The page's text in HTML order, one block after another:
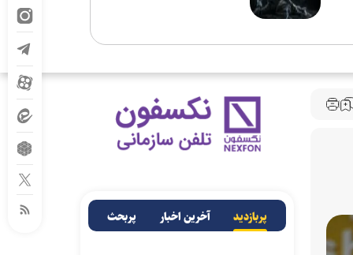
پربازدید آخرین اخبار پربحث